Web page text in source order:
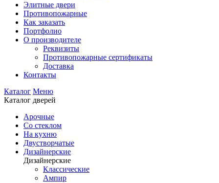
Элитные двери
Противопожарные
Как заказать
Портфолио
О производителе
Реквизиты
Противопожарные сертификаты
Доставка
Контакты
Каталог Меню
Каталог дверей
Арочные
Со стеклом
На кухню
Двустворчатые
Дизайнерские
Дизайнерские
Классические
Ампир